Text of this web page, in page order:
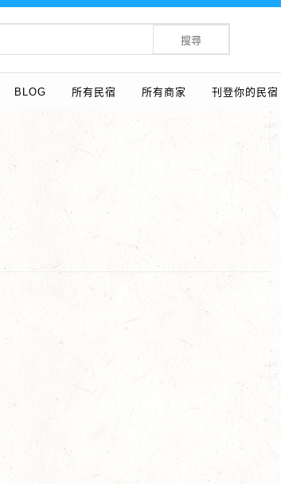
搜尋
BLOG 所有民宿 所有商家 刊登你的民宿